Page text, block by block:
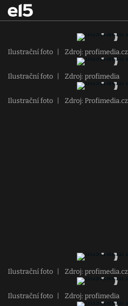
Ilustrační foto Zdroj: profimedia.cz
Ilustrační foto Zdroj: profimedia
Ilustrační foto Zdroj: Profimedia.cz
Ilustrační foto Zdroj: profimedia.cz
Ilustrační foto Zdroj: profimedia